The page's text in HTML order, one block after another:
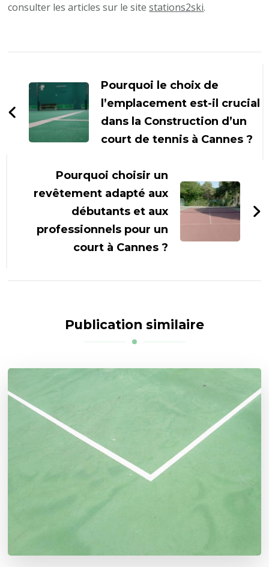
consulter les articles sur le sitestations2ski.
d'article
Pourquoi le choix de
l’emplacement est-il crucial
dans la Construction d’un
court de tennis à Cannes ?
Pourquoi choisir un
revêtement adapté aux
débutants et aux
professionnels pour un
court à Cannes ?
Publication similaire